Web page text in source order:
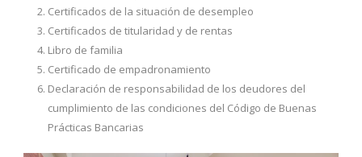
Certificados de la situación de desempleo
Certificados de titularidad y de rentas
Libro de familia
Certificado de empadronamiento
Declaración de responsabilidad de los deudores del
cumplimiento de las condiciones del Código de Buenas
Prácticas Bancarias